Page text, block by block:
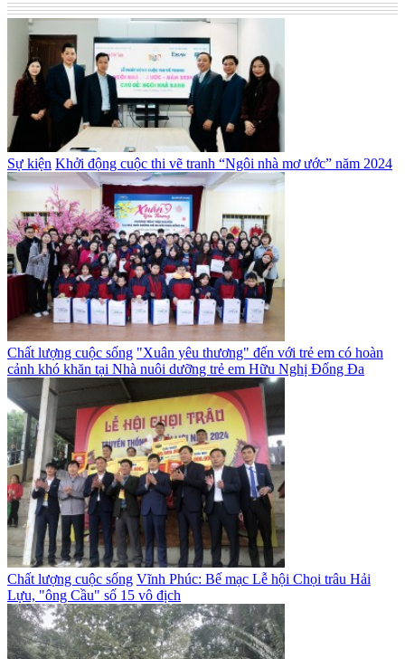
Sự kiện Khởi động cuộc thi vẽ tranh “Ngôi nhà mơ ước” năm 2024
Chất lượng cuộc sống "Xuân yêu thương" đến với trẻ em có hoàn
cảnh khó khăn tại Nhà nuôi dưỡng trẻ em Hữu Nghị Đống Đa
Chất lượng cuộc sống Vĩnh Phúc: Bế mạc Lễ hội Chọi trâu Hải
Lựu, "ông Cầu" số 15 vô địch